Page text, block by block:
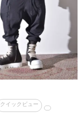
クイックビュー